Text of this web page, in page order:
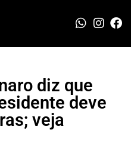
diz que
deve
veja